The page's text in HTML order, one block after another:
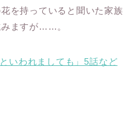
を持っていると聞いた家族
みますが……。
いわれましても」5話など